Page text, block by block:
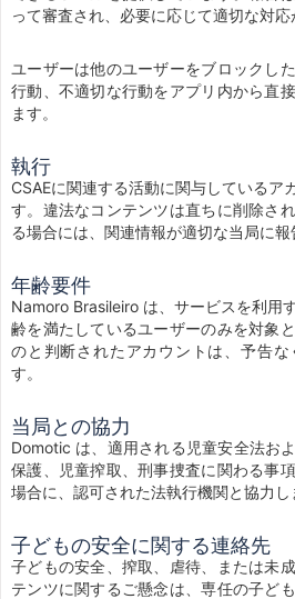
って審査され、必要に応じて適切な対応
ユーザーは他のユーザーをブロックし
行動、不適切な行動をアプリ内から直
ます。
執行
CSAEに関連する活動に関与しているア
す。違法なコンテンツは直ちに削除さ
る場合には、関連情報が適切な当局に報
年齢要件
Namoro Brasileiro は、サービスを利用
齢を満たしているユーザーのみを対象
のと判断されたアカウントは、予告な
す。
当局との協力
Domotic は、適用される児童安全法お
保護、児童搾取、刑事捜査に関わる事
場合に、認可された法執行機関と協力し
子どもの安全に関する連絡先
子どもの安全、搾取、虐待、または未
テンツに関するご懸念は、専任の子ど